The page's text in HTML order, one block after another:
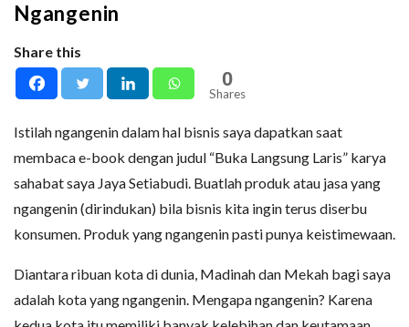
Ngangenin
Share this
0
Shares
Istilah ngangenin dalam hal bisnis saya dapatkan saat
membaca e-book dengan judul “Buka Langsung Laris” karya
sahabat saya Jaya Setiabudi. Buatlah produk atau jasa yang
ngangenin (dirindukan) bila bisnis kita ingin terus diserbu
konsumen. Produk yang ngangenin pasti punya keistimewaan.
Diantara ribuan kota di dunia, Madinah dan Mekah bagi saya
adalah kota yang ngangenin. Mengapa ngangenin? Karena